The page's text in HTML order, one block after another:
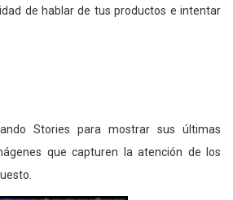
de hablar de tus productos e intentar
Stories para mostrar sus últimas
que capturen la atención de los